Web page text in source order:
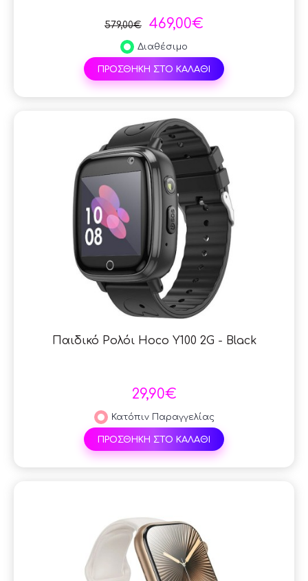
579,00€ 469,00€
Διαθέσιμο
ΠΡΟΣΘΗΚΗ ΣΤΟ ΚΑΛΑΘΙ
Παιδικό Ρολόι Hoco Y100 2G - Black
29,90€
Κατόπιν Παραγγελίας
ΠΡΟΣΘΗΚΗ ΣΤΟ ΚΑΛΑΘΙ